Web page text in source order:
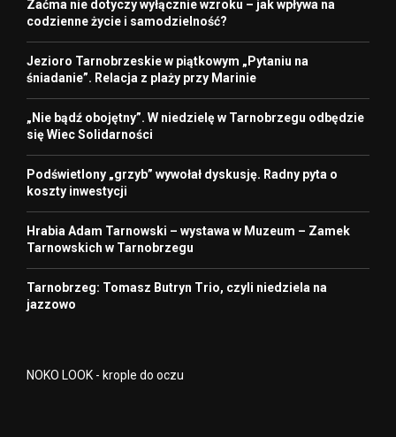
Zaćma nie dotyczy wyłącznie wzroku – jak wpływa na
codzienne życie i samodzielność?
Jezioro Tarnobrzeskie w piątkowym „Pytaniu na
śniadanie”. Relacja z plaży przy Marinie
„Nie bądź obojętny”. W niedzielę w Tarnobrzegu odbędzie
się Wiec Solidarności
Podświetlony „grzyb” wywołał dyskusję. Radny pyta o
koszty inwestycji
Hrabia Adam Tarnowski – wystawa w Muzeum – Zamek
Tarnowskich w Tarnobrzegu
Tarnobrzeg: Tomasz Butryn Trio, czyli niedziela na
jazzowo
NOKO LOOK - krople do oczu